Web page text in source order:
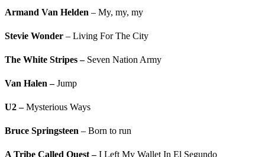
Armand Van Helden – My, my, my
Stevie Wonder – Living For The City
The White Stripes –Seven Nation Army
Van Halen –Jump
U2 –Mysterious Ways
Bruce Springsteen – Born to run
A Tribe Called Quest –I Left My Wallet In El Segundo